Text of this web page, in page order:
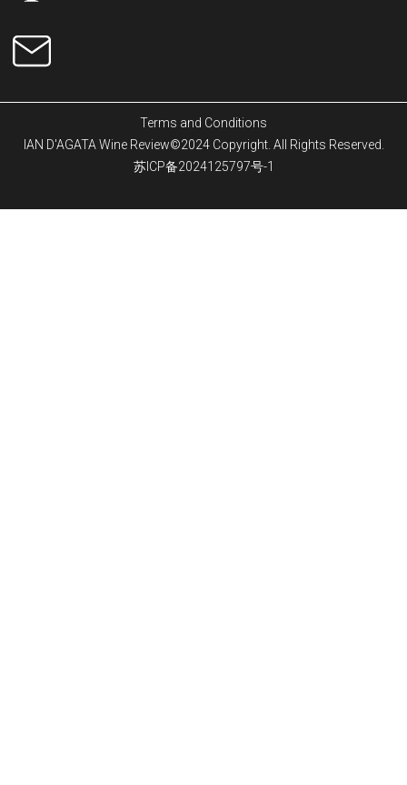
Terms and Conditions
IAN D'AGATA Wine Review©2024 Copyright. All Rights Reserved.
苏ICP备2024125797号-1